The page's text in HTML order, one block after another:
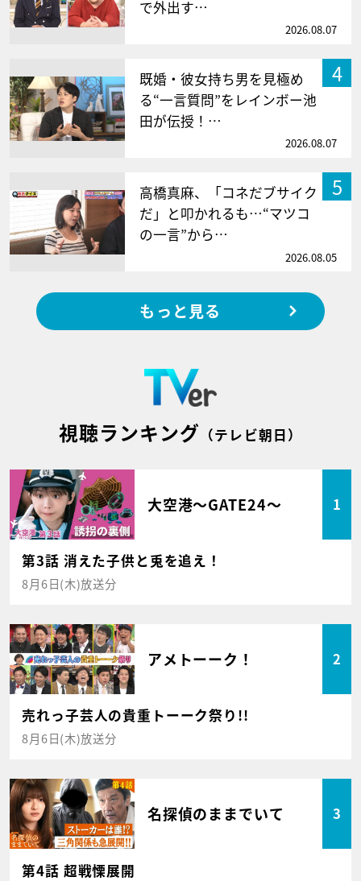
で外出す…
2026.08.07
4
既婚・彼女持ち男を見極め
る“一言質問”をレインボー池
田が伝授！…
2026.08.07
5
高橋真麻、「コネだブサイク
だ」と叩かれるも…“マツコ
の一言”から…
2026.08.05
もっと見る
視聴ランキング （テレビ朝日）
大空港～GATE24～ 1
第3話 消えた子供と兎を追え！
8月6日(木)放送分
アメトーーク！ 2
売れっ子芸人の貴重トーーク祭り!!
8月6日(木)放送分
名探偵のままでいて 3
第4話 超戦慄展開